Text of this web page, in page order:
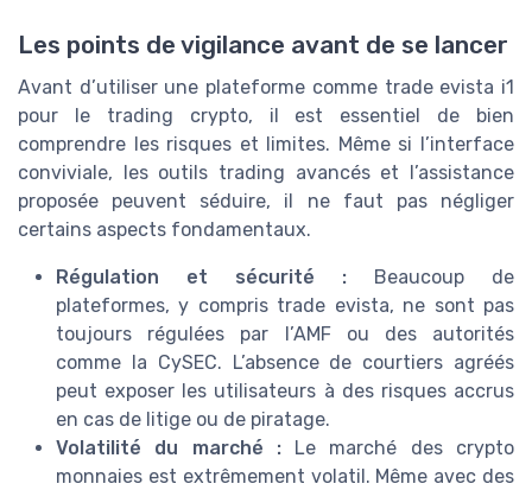
Les points de vigilance avant de se lancer
Avant d’utiliser une plateforme comme trade evista i1
pour le trading crypto, il est essentiel de bien
comprendre les risques et limites. Même si l’interface
conviviale, les outils trading avancés et l’assistance
proposée peuvent séduire, il ne faut pas négliger
certains aspects fondamentaux.
Régulation et sécurité : Beaucoup de
plateformes, y compris trade evista, ne sont pas
toujours régulées par l’AMF ou des autorités
comme la CySEC. L’absence de courtiers agréés
peut exposer les utilisateurs à des risques accrus
en cas de litige ou de piratage.
Volatilité du marché :Le marché des crypto
monnaies est extrêmement volatil. Même avec des